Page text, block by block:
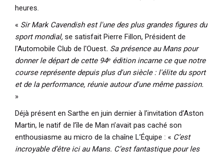
heures.
« Sir Mark Cavendish est l'une des plus grandes figures du
sport mondial, se satisfait Pierre Fillon, Président de
l'Automobile Club de l'Ouest. Sa présence au Mans pour
donner le départ de cette 94ᵉ édition incarne ce que notre
course représente depuis plus d'un siècle : l'élite du sport
et de la performance, réunie autour d'une même passion.
»
Déjà présent en Sarthe en juin dernier à l’invitation d’Aston
Martin, le natif de l’île de Man n’avait pas caché son
enthousiasme au micro de la chaîne L’Équipe : « C’est
incroyable d’être ici au Mans. C’est fantastique pour les